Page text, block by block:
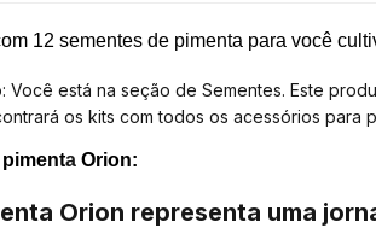
12 sementes de pimenta para você
Você está na seção de Sementes. Este
os kits com todos os acessórios para
a Orion:
Orion representa uma